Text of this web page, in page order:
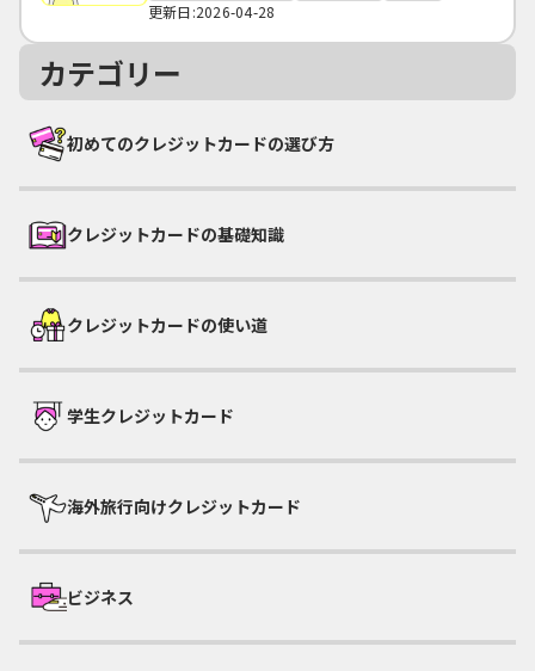
更新日:2026-04-28
カテゴリー
初めてのクレジットカードの選び方
クレジットカードの基礎知識
クレジットカードの使い道
学生クレジットカード
海外旅行向けクレジットカード
ビジネス